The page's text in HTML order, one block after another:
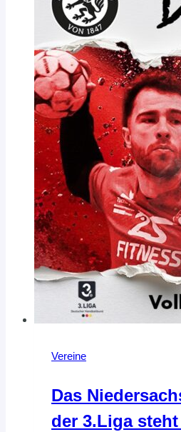
Vereine
Das
der 3.Liga steht